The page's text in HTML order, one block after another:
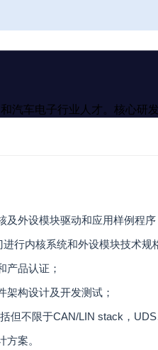
汽车电子行业人才。核心研
及外设模块驱动和应用样例程
行内核系统和外设模块技术规
产品认证；
架构设计及开发测试；
但不限于CAN/LIN stack，UDS
案。